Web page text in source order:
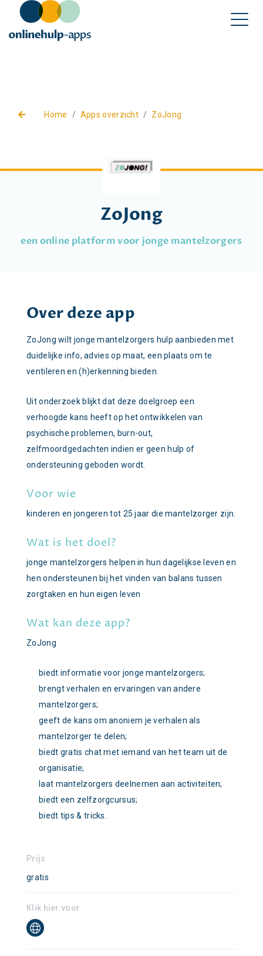
Home Apps overzicht ZoJong
ZoJong
een online platform voor jonge mantelzorgers
Over deze app
ZoJong wilt jonge mantelzorgers hulp aanbieden met
duidelijke info, advies op maat, een plaats om te
ventileren en (h)erkenning bieden.
Uit onderzoek blijkt dat deze doelgroep een
verhoogde kans heeft op het ontwikkelen van
psychische problemen, burn-out,
zelfmoordgedachten indien er geen hulp of
ondersteuning geboden wordt.
Voor wie
kinderen en jongeren tot 25 jaar die mantelzorger zijn.
Wat is het doel?
jonge mantelzorgers helpen in hun dagelijkse leven en
hen ondersteunen bij het vinden van balans tussen
zorgtaken en hun eigen leven
Wat kan deze app?
ZoJong
biedt informatie voor jonge mantelzorgers;
brengt verhalen en ervaringen van andere
mantelzorgers;
geeft de kans om anoniem je verhalen als
mantelzorger te delen;
biedt gratis chat met iemand van het team uit de
organisatie;
laat mantelzorgers deelnemen aan activiteiten;
biedt een zelfzorgcursus;
biedt tips & tricks.
Prijs
gratis
Klik hier voor